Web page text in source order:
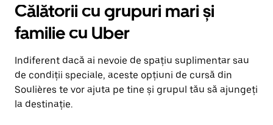
Călătorii cu grupuri mari și
familie cu Uber
Indiferent dacă ai nevoie de spațiu suplimentar sau
de condiții speciale, aceste opțiuni de cursă din
Soulières te vor ajuta pe tine și grupul tău să ajungeți
la destinație.